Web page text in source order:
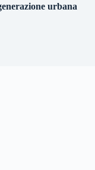
urbana